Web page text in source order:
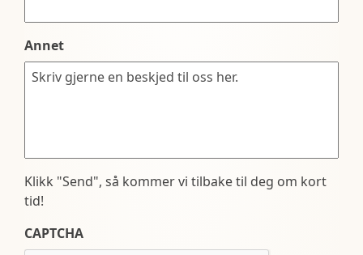
Annet
Klikk "Send", så kommer vi tilbake til deg om kort
tid!
CAPTCHA